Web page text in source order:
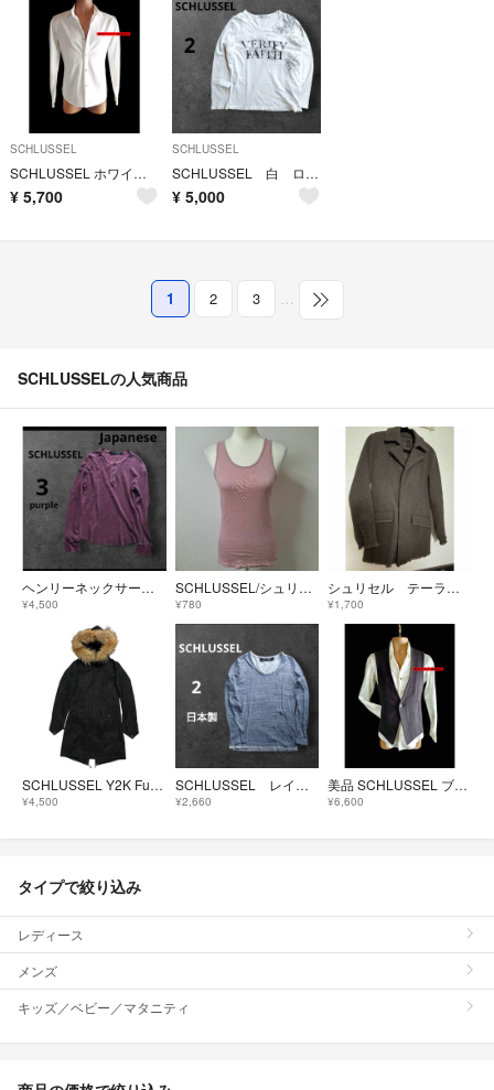
SCHLUSSEL
SCHLUSSEL ホワイト 長袖シャツ シュリセル 白色 2 シンプル
¥ 5,700
SCHLUSSEL
SCHLUSSEL 白 ロンT カットソー Vネック y2k 英字 平成
¥ 5,000
1 2 3
SCHLUSSELの人気商品
ヘンリーネックサーマル パープル 紫 3 ロック Japanese 日本ブランド
¥4,500
SCHLUSSEL/シュリセル カップ無 タンクトップ【L】
¥780
シュリセル テーラードジャケット
¥1,700
SCHLUSSEL Y2K Fur Hood Military Parka 3
¥4,500
SCHLUSSEL レイヤード カットソー ロンT 胸ロゴ 2 平成 y2k
¥2,660
美品 SCHLUSSEL ブラック ベスト 黒 2 シュリセル ジレ スーツ M
¥6,600
タイプで絞り込み
レディース
メンズ
キッズ／ベビー／マタニティ